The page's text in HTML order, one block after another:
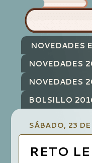
NOVEDADES
NOVEDADES
NOVEDADES
BOLSILLO
SÁBADO, 23
RETO